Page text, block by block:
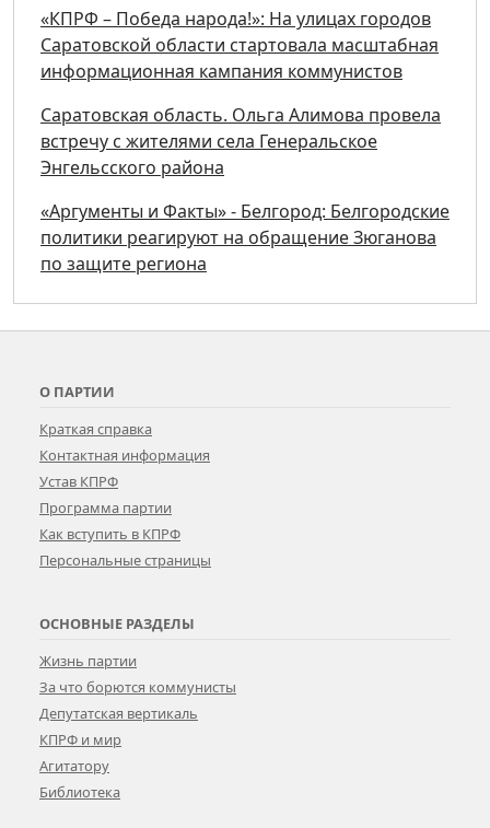
«КПРФ – Победа народа!»: На улицах городов
Саратовской области стартовала масштабная
информационная кампания коммунистов
Саратовская область. Ольга Алимова провела
встречу с жителями села Генеральское
Энгельсского района
«Аргументы и Факты» - Белгород: Белгородские
политики реагируют на обращение Зюганова
по защите региона
О ПАРТИИ
Краткая справка
Контактная информация
Устав КПРФ
Программа партии
Как вступить в КПРФ
Персональные страницы
ОСНОВНЫЕ РАЗДЕЛЫ
Жизнь партии
За что борются коммунисты
Депутатская вертикаль
КПРФ и мир
Агитатору
Библиотека